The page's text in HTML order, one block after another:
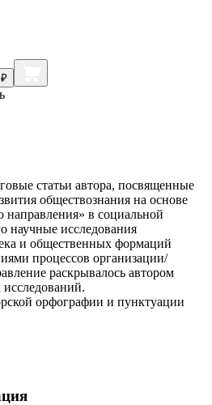
статьи автора, посвященные
обществознания на основе
направления» в социальной
научные исследования
и общественных формаций
процессов организации/
раскрывалось автором
орфографии и пунктуации